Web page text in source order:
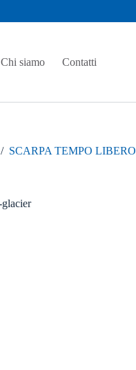
Chi siamo Contatti
/ SCARPA TEMPO LIBERO